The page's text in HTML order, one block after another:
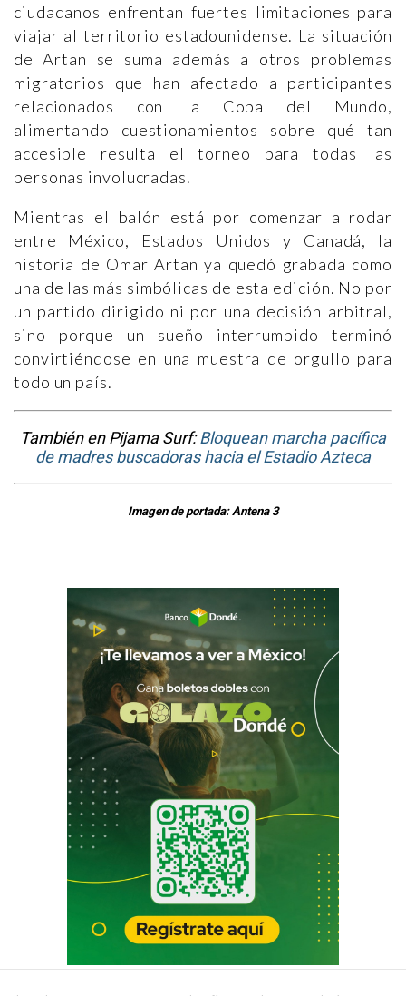
ciudadanos enfrentan fuertes limitaciones para
viajar al territorio estadounidense. La situación
de Artan se suma además a otros problemas
migratorios que han afectado a participantes
relacionados con la Copa del Mundo,
alimentando cuestionamientos sobre qué tan
accesible resulta el torneo para todas las
personas involucradas.
Mientras el balón está por comenzar a rodar
entre México, Estados Unidos y Canadá, la
historia de Omar Artan ya quedó grabada como
una de las más simbólicas de esta edición. No por
un partido dirigido ni por una decisión arbitral,
sino porque un sueño interrumpido terminó
convirtiéndose en una muestra de orgullo para
todo un país.
También en Pijama Surf:Bloquean marcha pacífica
de madres buscadoras hacia el Estadio Azteca
Imagen de portada: Antena 3